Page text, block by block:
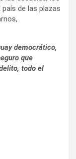
de las plazas
democrático,
que
todo el